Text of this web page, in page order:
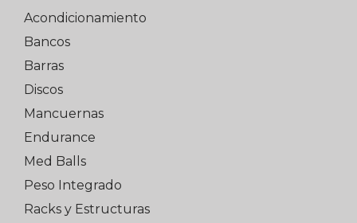
Acondicionamiento
Bancos
Barras
Discos
Mancuernas
Endurance
Med Balls
Peso Integrado
Racks y Estructuras